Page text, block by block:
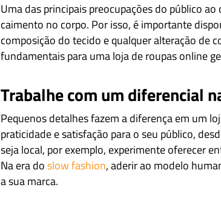
Uma das principais preocupações do público
caimento no corpo. Por isso, é importante
composição do tecido e qualquer alteração de
fundamentais para uma loja de roupas online
Trabalhe com um diferencial
Pequenos detalhes fazem a diferença em um
praticidade e satisfação para o seu público,
seja local, por exemplo, experimente oferecer
Na era doslow fashion, aderir ao modelo
a sua marca.